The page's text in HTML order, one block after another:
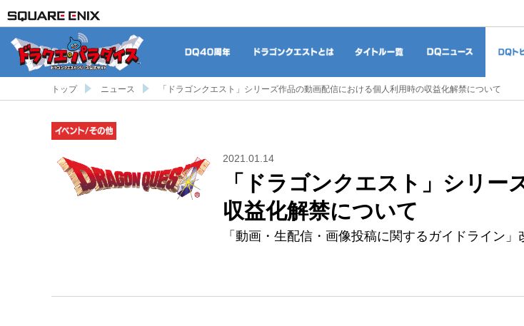
トップ ニュース 「ドラゴンクエスト」シリーズ作品の動画配信における個人利用時の収益化解禁について
2021.01.14
「ドラゴンクエスト」シリー
収益化解禁について
「動画・生配信・画像投稿に関するガイドライン」